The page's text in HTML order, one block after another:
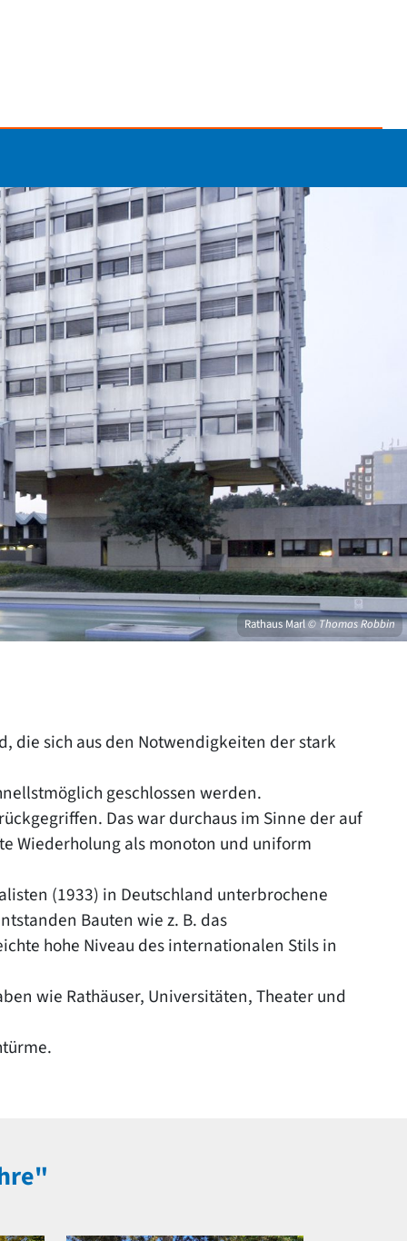
Rathaus Marl© Thomas Robbin
die sich aus den Notwendigkeiten der stark
geschlossen werden.
Das war durchaus im Sinne der auf
Wiederholung als monoton und uniform
(1933) in Deutschland unterbrochene
Bauten wie z. B. das
hohe Niveau des internationalen Stils in
wie Rathäuser, Universitäten, Theater und